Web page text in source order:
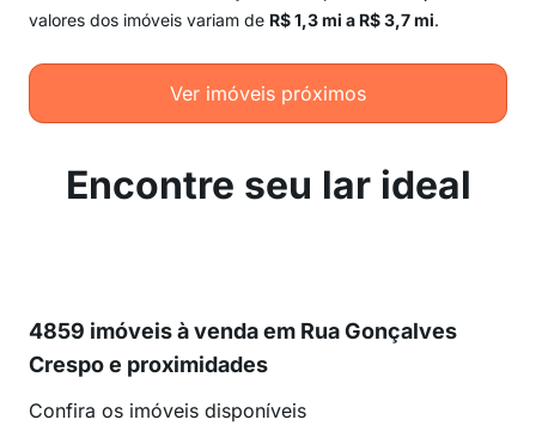
valores dos imóveis variam de R$ 1,3 mi a R$ 3,7 mi.
Ver imóveis próximos
Encontre seu lar ideal
4859 imóveis à venda em Rua Gonçalves
Crespo e proximidades
Confira os imóveis disponíveis